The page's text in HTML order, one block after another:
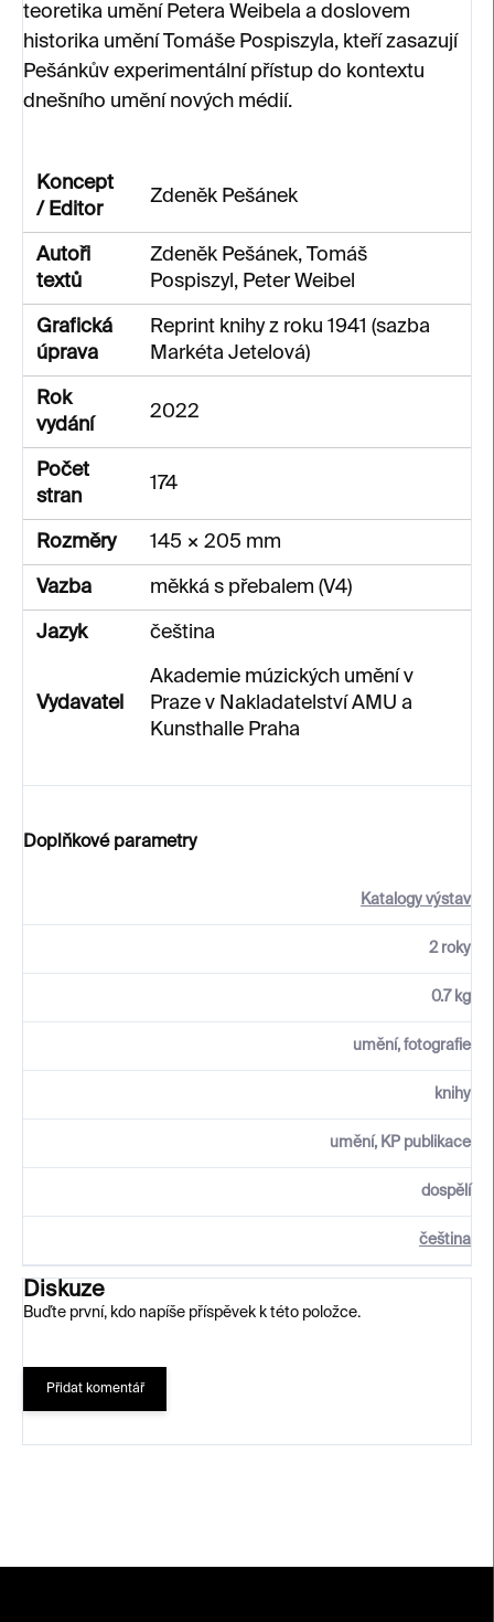
teoretika umění Petera Weibela a doslovem
historika umění Tomáše Pospiszyla, kteří zasazují
Pešánkův experimentální přístup do kontextu
dnešního umění nových médií.
Koncept
/ Editor
Zdeněk Pešánek
Autoři
textů
Zdeněk Pešánek, Tomáš
Pospiszyl, Peter Weibel
Grafická
úprava
Reprint knihy z roku 1941 (sazba
Markéta Jetelová)
Rok
vydání
2022
Počet
stran
174
Rozměry 145 × 205 mm
Vazba měkká s přebalem (V4)
Jazyk čeština
Vydavatel
Akademie múzických umění v
Praze v Nakladatelství AMU a
Kunsthalle Praha
Doplňkové parametry
Katalogy výstav
2 roky
0.7 kg
umění, fotografie
knihy
umění, KP publikace
dospělí
čeština
Diskuze
Buďte první, kdo napíše příspěvek k této položce.
Přidat komentář